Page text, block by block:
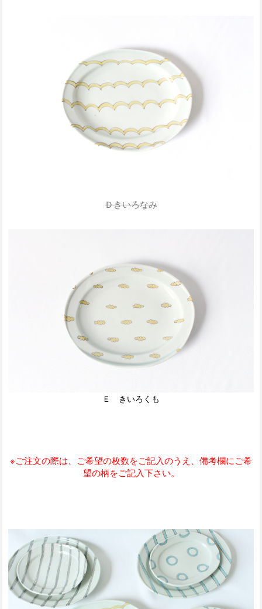
Ｄきいろなみ
Ｅ きいろくも
※ご注文の際は、ご希望の枚数をご記入のうえ、備考欄にご希
望の柄をご記入下さい。